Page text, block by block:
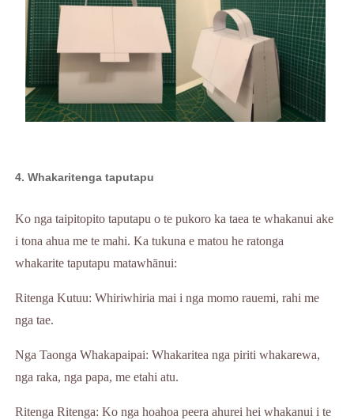
4. Whakaritenga taputapu
Ko nga taipitopito taputapu o te pukoro ka taea te whakanui ake
i tona ahua me te mahi. Ka tukuna e matou he ratonga
whakarite taputapu matawhānui:
Ritenga Kutuu: Whiriwhiria mai i nga momo rauemi, rahi me
nga tae.
Nga Taonga Whakapaipai: Whakaritea nga piriti whakarewa,
nga raka, nga papa, me etahi atu.
Ritenga Ritenga: Ko nga hoahoa peera ahurei hei whakanui i te